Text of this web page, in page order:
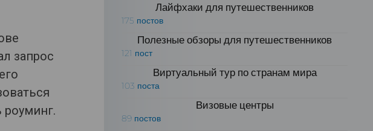
запрос
роуминг.
Лайфхаки для путешественников
175 постов
Полезные обзоры для путешественников
121 пост
Виртуальный тур по странам мира
103 поста
Визовые центры
89 постов